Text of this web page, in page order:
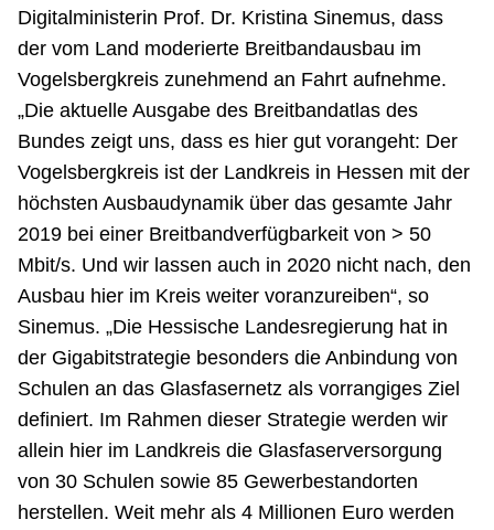
Digitalministerin Prof. Dr. Kristina Sinemus, dass
der vom Land moderierte Breitbandausbau im
Vogelsbergkreis zunehmend an Fahrt aufnehme.
„Die aktuelle Ausgabe des Breitbandatlas des
Bundes zeigt uns, dass es hier gut vorangeht: Der
Vogelsbergkreis ist der Landkreis in Hessen mit der
höchsten Ausbaudynamik über das gesamte Jahr
2019 bei einer Breitbandverfügbarkeit von > 50
Mbit/s. Und wir lassen auch in 2020 nicht nach, den
Ausbau hier im Kreis weiter voranzureiben“, so
Sinemus. „Die Hessische Landesregierung hat in
der Gigabitstrategie besonders die Anbindung von
Schulen an das Glasfasernetz als vorrangiges Ziel
definiert. Im Rahmen dieser Strategie werden wir
allein hier im Landkreis die Glasfaserversorgung
von 30 Schulen sowie 85 Gewerbestandorten
herstellen. Weit mehr als 4 Millionen Euro werden